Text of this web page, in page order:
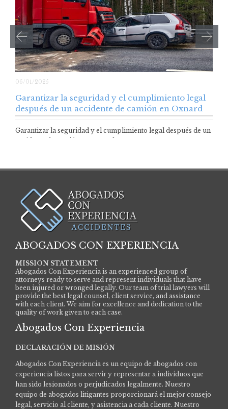
06/01/2025
Garantizar la seguridad y el cumplimiento legal
después de un accidente de camión en Oxnard
Garantizar la seguridad y el cumplimiento legal después de un
accidente de camión en Oxnard…
ABOGADOS CON EXPERIENCIA
MISSION STATEMENT
Abogados Con Experiencia is an experienced group of
attorneys ready to serve and represent individuals that have
been injured or wronged legally. Our team of trial lawyers will
provide the best legal counsel, client service, and assistance
with each client. We aim for excellence and dedication to the
quality of work given to each case.
Abogados Con Experiencia
DECLARACIÓN DE MISIÓN
Abogados Con Experiencia es un equipo de abogados con
experiencia listos para servir y representar a individuos que
han sido lesionados o perjudicados legalmente. Nuestro
equipo de abogados litigantes proporcionará el mejor consejo
legal, servicio al cliente, y asistencia a cada cliente. Nuestro